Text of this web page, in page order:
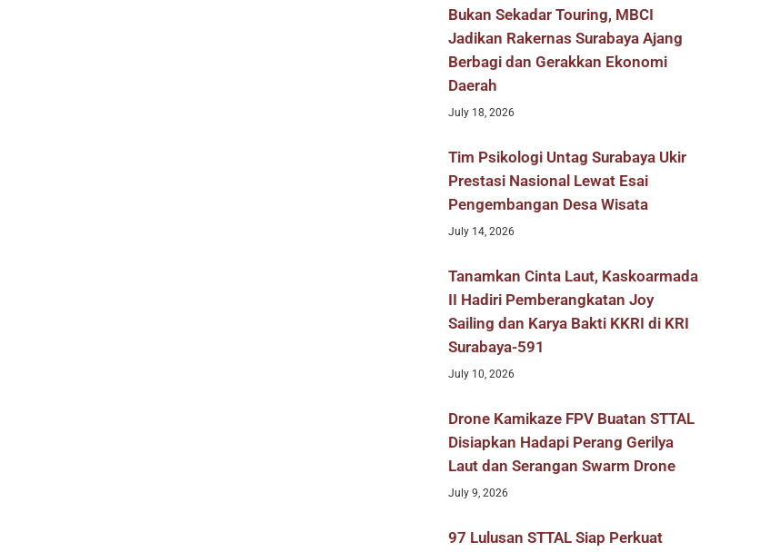
Bukan Sekadar Touring, MBCI
Jadikan Rakernas Surabaya Ajang
Berbagi dan Gerakkan Ekonomi
Daerah
July 18, 2026
Tim Psikologi Untag Surabaya Ukir
Prestasi Nasional Lewat Esai
Pengembangan Desa Wisata
July 14, 2026
Tanamkan Cinta Laut, Kaskoarmada
II Hadiri Pemberangkatan Joy
Sailing dan Karya Bakti KKRI di KRI
Surabaya-591
July 10, 2026
Drone Kamikaze FPV Buatan STTAL
Disiapkan Hadapi Perang Gerilya
Laut dan Serangan Swarm Drone
July 9, 2026
97 Lulusan STTAL Siap Perkuat